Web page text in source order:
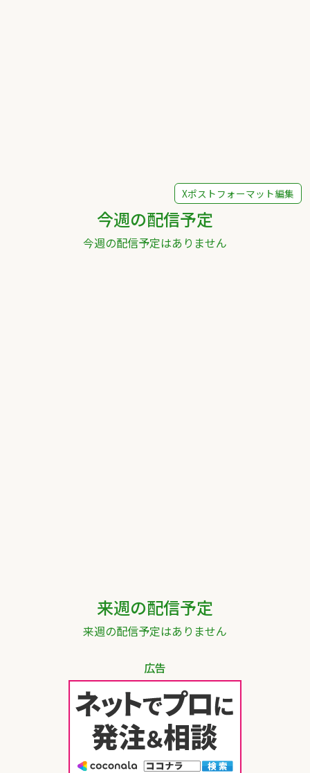
Xポストフォーマット編集
今週の配信予定
今週の配信予定はありません
来週の配信予定
来週の配信予定はありません
広告